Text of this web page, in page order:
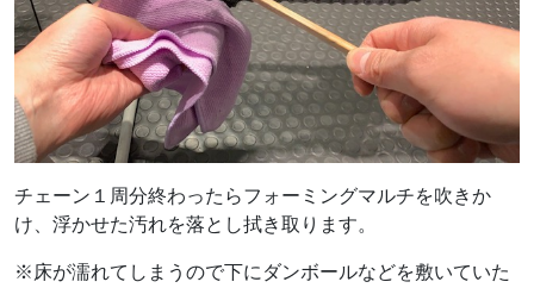
チェーン１周分終わったらフォーミングマルチを吹きか
け、浮かせた汚れを落とし拭き取ります。
※床が濡れてしまうので下にダンボールなどを敷いていた